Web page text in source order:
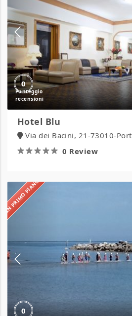
0
Hotel Blu
Via dei Bacini, 21-73010-
0 Review
IN PRIMO PIANO
0